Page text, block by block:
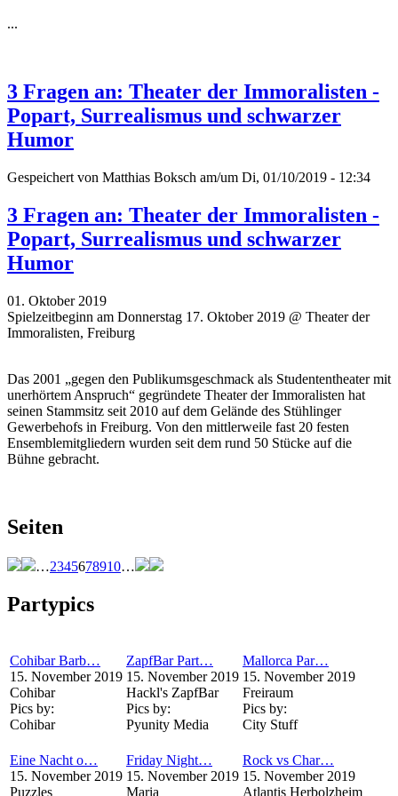
...
3 Fragen an: Theater der Immoralisten -
Popart, Surrealismus und schwarzer
Humor
Gespeichert von Matthias Boksch am/um Di, 01/10/2019 - 12:34
3 Fragen an: Theater der Immoralisten -
Popart, Surrealismus und schwarzer
Humor
01. Oktober 2019
Spielzeitbeginn am Donnerstag 17. Oktober 2019 @ Theater der
Immoralisten, Freiburg
Das 2001 „gegen den Publikumsgeschmack als Studententheater mit
unerhörtem Anspruch“ gegründete Theater der Immoralisten hat
seinen Stammsitz seit 2010 auf dem Gelände des Stühlinger
Gewerbehofs in Freiburg. Von den mittlerweile fast 20 festen
Ensemblemitgliedern wurden seit dem rund 50 Stücke auf die
Bühne gebracht.
Seiten
…2345678910…
Partypics
Cohibar Barb…
15. November 2019
Cohibar
Pics by:
Cohibar
ZapfBar Part…
15. November 2019
Hackl's ZapfBar
Pics by:
Pyunity Media
Mallorca Par…
15. November 2019
Freiraum
Pics by:
City Stuff
Eine Nacht o…
15. November 2019
Puzzles
Friday Night…
15. November 2019
Maria
Rock vs Char…
15. November 2019
Atlantis Herbolzheim